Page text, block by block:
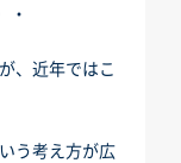
・
、近年ではこ
う考え方が広